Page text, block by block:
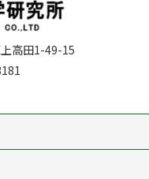
高田1-49-15